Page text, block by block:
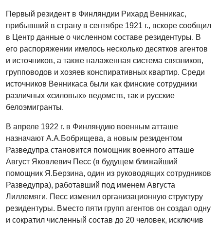
Первый резидент в Финляндии Рихард Венникас,
прибывший в страну в сентябре 1921 г., вскоре сообщил
в Центр данные о численном составе резидентуры. В
его распоряжении имелось несколько десятков агентов
и источников, а также налаженная система связников,
групповодов и хозяев конспиративных квартир. Среди
источников Венникаса были как финские сотрудники
различных «силовых» ведомств, так и русские
белоэмигранты.
В апреле 1922 г. в Финляндию военным атташе
назначают А.А.Бобрищева, а новым резидентом
Разведупра становится помощник военного атташе
Август Яковлевич Песс (в будущем ближайший
помощник Я.Берзина, один из руководящих сотрудников
Разведупра), работавший под именем Августа
Лиллемяги. Песс изменил организационную структуру
резидентуры. Вместо пяти групп агентов он создал одну
и сократил численный состав до 20 человек, исключив